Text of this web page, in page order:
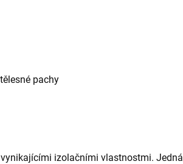
pachy
izolačními vlastnostmi. Jedná